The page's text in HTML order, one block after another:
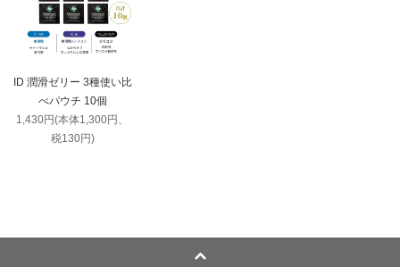
ID 潤滑ゼリー 3種使い比
べパウチ 10個
1,430円(本体1,300円、
税130円)